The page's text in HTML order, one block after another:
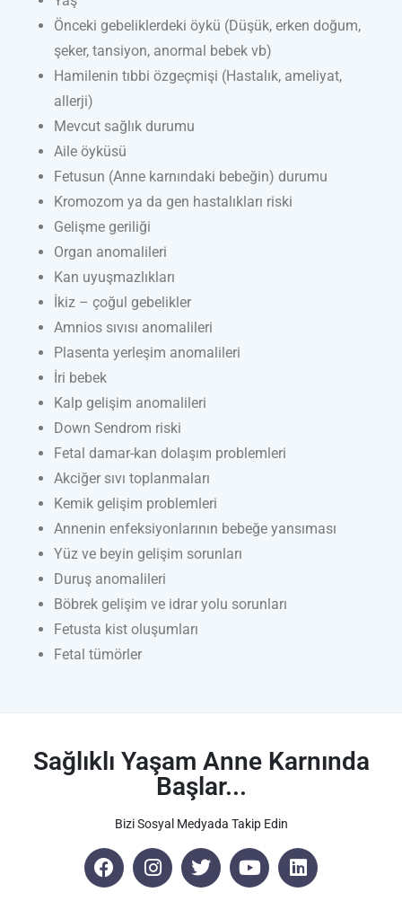
Önceki gebeliklerdeki öykü (Düşük, erken doğum,
şeker, tansiyon, anormal bebek vb)
Hamilenin tıbbi özgeçmişi (Hastalık, ameliyat,
allerji)
Mevcut sağlık durumu
Aile öyküsü
Fetusun (Anne karnındaki bebeğin) durumu
Kromozom ya da gen hastalıkları riski
Gelişme geriliği
Organ anomalileri
Kan uyuşmazlıkları
İkiz – çoğul gebelikler
Amnios sıvısı anomalileri
Plasenta yerleşim anomalileri
İri bebek
Kalp gelişim anomalileri
Down Sendrom riski
Fetal damar-kan dolaşım problemleri
Akciğer sıvı toplanmaları
Kemik gelişim problemleri
Annenin enfeksiyonlarının bebeğe yansıması
Yüz ve beyin gelişim sorunları
Duruş anomalileri
Böbrek gelişim ve idrar yolu sorunları
Fetusta kist oluşumları
Fetal tümörler
Sağlıklı Yaşam Anne Karnında
Başlar...
Bizi Sosyal Medyada Takip Edin